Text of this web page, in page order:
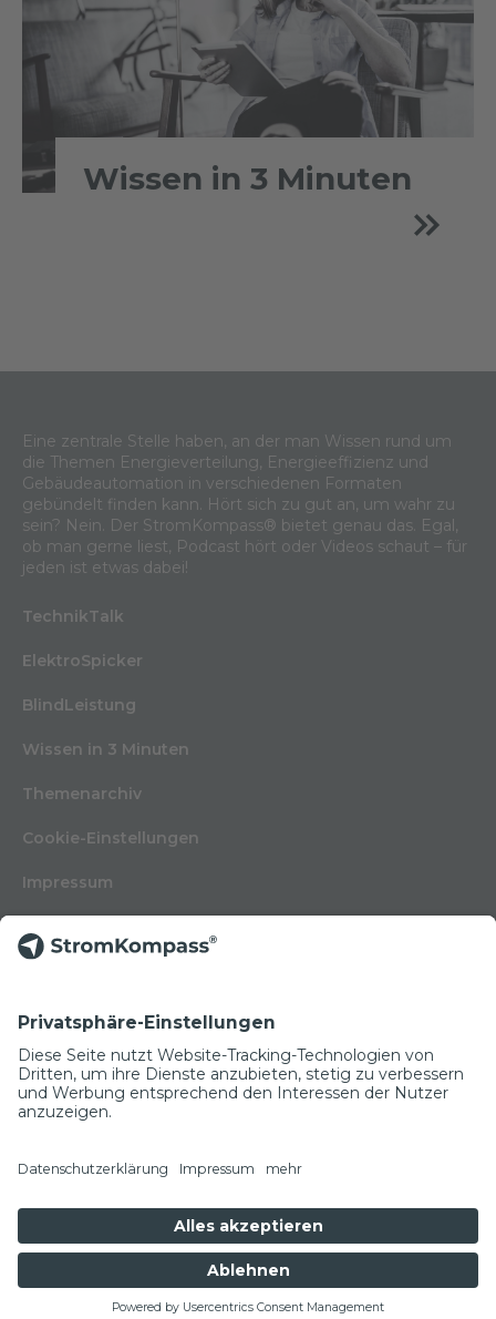
NEWSLETTER
Wissen in 3 Minuten
Eine zentrale Stelle haben, an der man Wissen rund um
die Themen Energieverteilung, Energieeffizienz und
Gebäudeautomation in verschiedenen Formaten
gebündelt finden kann. Hört sich zu gut an, um wahr zu
sein? Nein. Der StromKompass® bietet genau das. Egal,
ob man gerne liest, Podcast hört oder Videos schaut – für
jeden ist etwas dabei!
TechnikTalk
ElektroSpicker
BlindLeistung
Wissen in 3 Minuten
Themenarchiv
Cookie-Einstellungen
Impressum
Kontakt
Glossar